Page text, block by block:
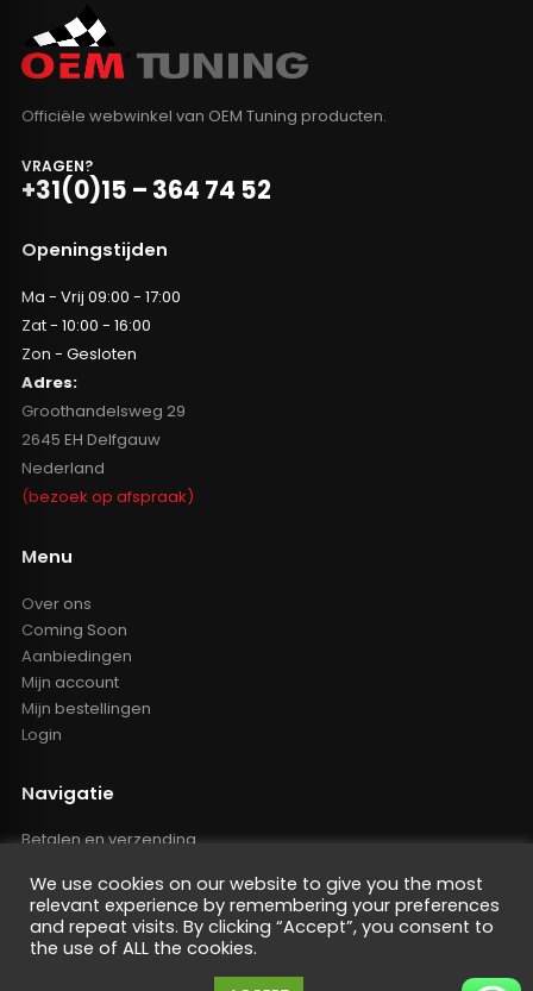
Officiële webwinkel van OEM Tuning producten.
VRAGEN?
+31(0)15 – 364 74 52
Openingstijden
Ma - Vrij 09:00 - 17:00
Zat - 10:00 - 16:00
Zon - Gesloten
Adres:
Groothandelsweg 29
2645 EH Delfgauw
Nederland
(bezoek op afspraak)
Menu
Over ons
Coming Soon
Aanbiedingen
Mijn account
Mijn bestellingen
Login
Navigatie
Betalen en verzending
Klachten
Algemene voorwaarden
Resellers inlog
We use cookies on our website to give you the most
relevant experience by remembering your preferences
and repeat visits. By clicking “Accept”, you consent to
the use of ALL the cookies.